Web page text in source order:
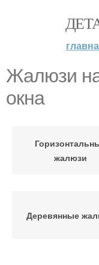
Жалюзи
окна
жалюзи
Деревянные